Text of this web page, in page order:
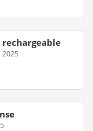
rechargeable
2025